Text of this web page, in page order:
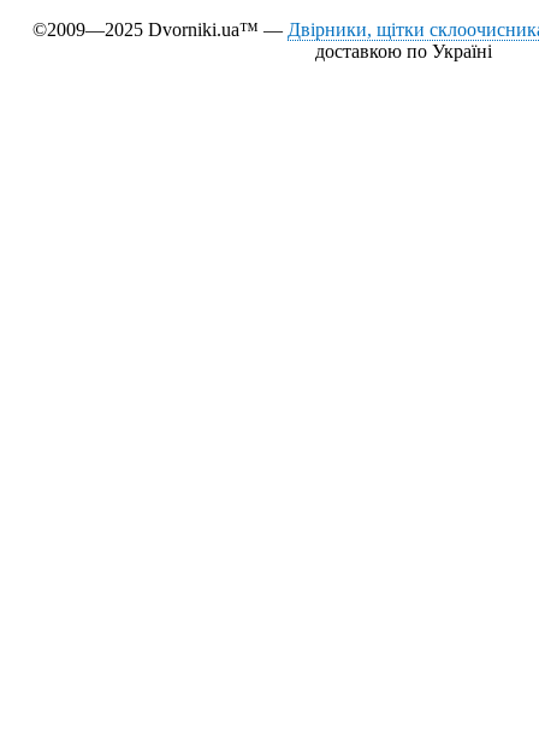
©2009—2025 Dvorniki.ua™ — Двірники, щітки
доставкою по Україні